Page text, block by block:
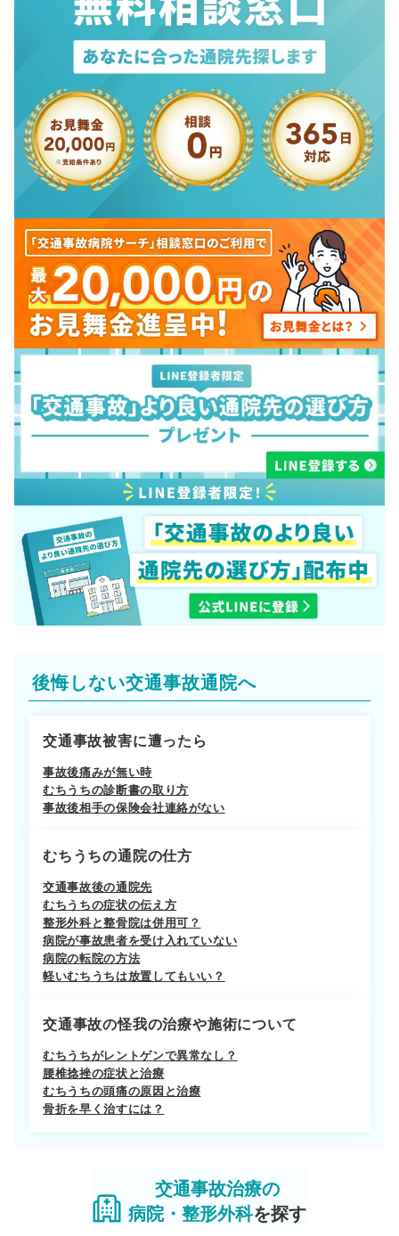
後悔しない交通事故通院へ
交通事故被害に遭ったら
事故後痛みが無い時
むちうちの診断書の取り方
事故後相手の保険会社連絡がない
むちうちの通院の仕方
交通事故後の通院先
むちうちの症状の伝え方
整形外科と整骨院は併用可？
病院が事故患者を受け入れていない
病院の転院の方法
軽いむちうちは放置してもいい？
交通事故の怪我の治療や施術について
むちうちがレントゲンで異常なし？
腰椎捻挫の症状と治療
むちうちの頭痛の原因と治療
骨折を早く治すには？
交通事故治療の
病院・整形外科を探す